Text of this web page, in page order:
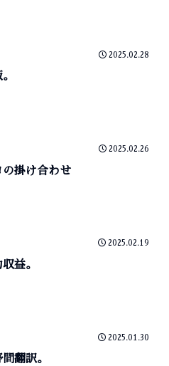
2025.02.28
2025.02.26
の掛け合わせ
2025.02.19
益。
2025.01.30
翻訳。